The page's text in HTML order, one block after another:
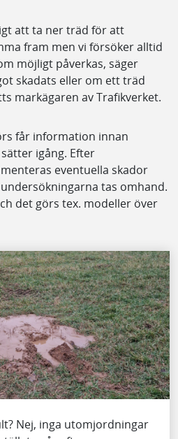
att ta ner träd för att
fram men vi försöker alltid
möjligt påverkas, säger
skadats eller om ett träd
markägaren av Trafikverket.
får information innan
igång. Efter
eventuella skador
tas omhand.
det görs tex. modeller över
Nej, inga utomjordningar